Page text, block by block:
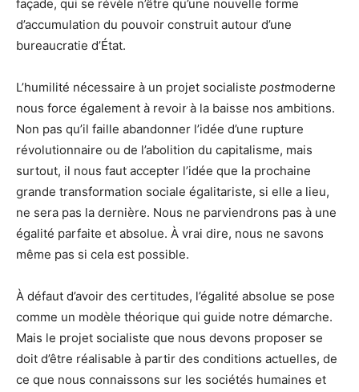
façade, qui se révèle n’être qu’une nouvelle forme
d’accumulation du pouvoir construit autour d’une
bureaucratie d’État.
L’humilité nécessaire à un projet socialiste postmoderne
nous force également à revoir à la baisse nos ambitions.
Non pas qu’il faille abandonner l’idée d’une rupture
révolutionnaire ou de l’abolition du capitalisme, mais
surtout, il nous faut accepter l’idée que la prochaine
grande transformation sociale égalitariste, si elle a lieu,
ne sera pas la dernière. Nous ne parviendrons pas à une
égalité parfaite et absolue. À vrai dire, nous ne savons
même pas si cela est possible.
À défaut d’avoir des certitudes, l’égalité absolue se pose
comme un modèle théorique qui guide notre démarche.
Mais le projet socialiste que nous devons proposer se
doit d’être réalisable à partir des conditions actuelles, de
ce que nous connaissons sur les sociétés humaines et